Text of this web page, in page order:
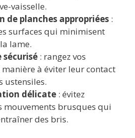
vaisselle.
de planches appropriées :
surfaces qui minimisent
lame.
sécurisé : rangez vos
à éviter leur contact
ustensiles.
délicate : évitez
mouvements brusques qui
des bris.